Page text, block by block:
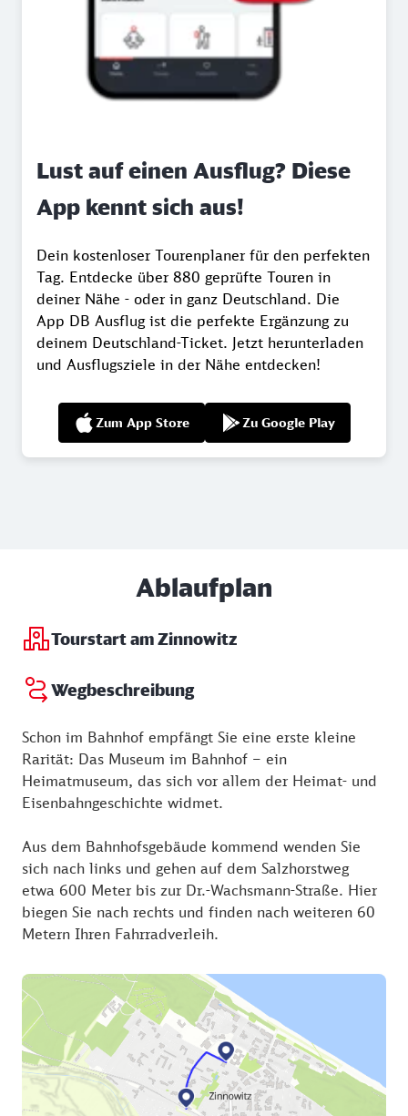
Lust auf einen Ausflug? Diese
App kennt sich aus!
Dein kostenloser Tourenplaner für den perfekten
Tag. Entdecke über 880 geprüfte Touren in
deiner Nähe - oder in ganz Deutschland. Die
App DB Ausflug ist die perfekte Ergänzung zu
deinem Deutschland-Ticket. Jetzt herunterladen
und Ausflugsziele in der Nähe entdecken!
Zum App Store Zu Google Play
Ablaufplan
Tourstart am Zinnowitz
Wegbeschreibung
Schon im Bahnhof empfängt Sie eine erste kleine
Rarität: Das Museum im Bahnhof – ein
Heimatmuseum, das sich vor allem der Heimat- und
Eisenbahngeschichte widmet.
Aus dem Bahnhofsgebäude kommend wenden Sie
sich nach links und gehen auf dem Salzhorstweg
etwa 600 Meter bis zur Dr.-Wachsmann-Straße. Hier
biegen Sie nach rechts und finden nach weiteren 60
Metern Ihren Fahrradverleih.